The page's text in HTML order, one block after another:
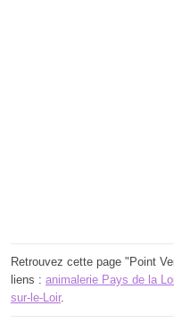
Retrouvez cette page "Point
liens : animalerie Pays de la
sur-le-Loir.